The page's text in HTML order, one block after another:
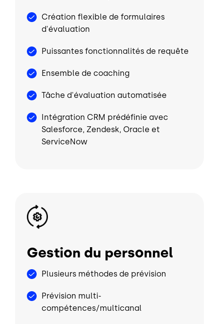
Création flexible de formulaires
d'évaluation
Puissantes fonctionnalités de requête
Ensemble de coaching
Tâche d'évaluation automatisée
Intégration CRM prédéfinie avec
Salesforce, Zendesk, Oracle et
ServiceNow
Image
Gestion du personnel
Plusieurs méthodes de prévision
Prévision multi-
compétences/multicanal